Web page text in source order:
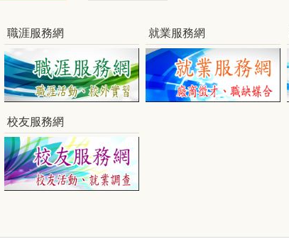
職涯服務網 就業服務網
校友服務網